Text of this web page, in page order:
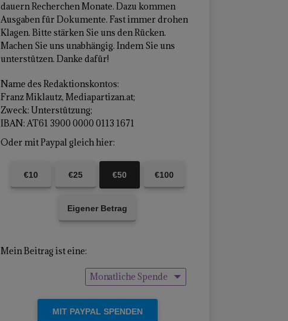
dauern Recherchen Monate. Dazu kommen
Ausgaben für Dokumente. Fast immer drohen
Klagen. Bitte stärken Sie uns den Rücken.
Machen Sie uns unabhängig. Indem Sie uns
unterstützen. Danke dafür!
Name des Redaktionskontos:
Franz Miklautz, Mediapartizan.at;
Zweck: Unterstützung;
IBAN: AT61 3900 0000 0113 1671
Oder mit Paypal gleich hier:
€10 €25 €50 €100
Eigener Betrag
Mein Beitrag ist eine:
Monatliche Spende